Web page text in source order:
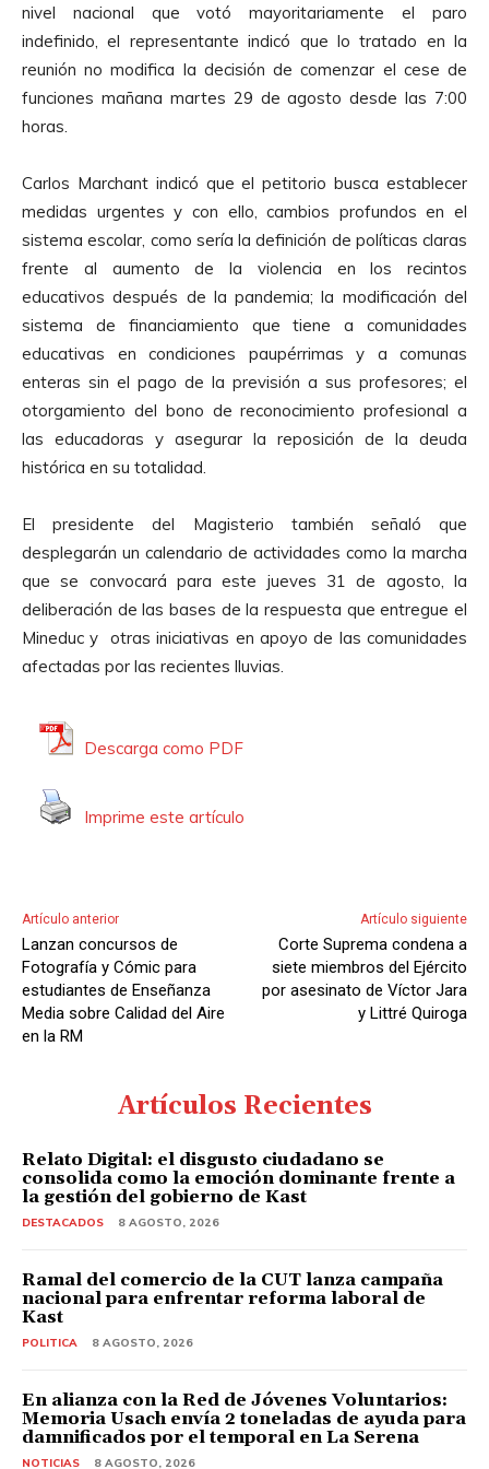
t
o
r
d
e
u
d
i
o
nivel nacional que votó mayoritariamente el paro
indefinido, el representante indicó que lo tratado en la
reunión no modifica la decisión de comenzar el cese de
funciones mañana martes 29 de agosto desde las 7:00
horas.
Carlos Marchant indicó que el petitorio busca establecer
medidas urgentes y con ello, cambios profundos en el
sistema escolar, como sería la definición de políticas claras
frente al aumento de la violencia en los recintos
educativos después de la pandemia; la modificación del
sistema de financiamiento que tiene a comunidades
educativas en condiciones paupérrimas y a comunas
enteras sin el pago de la previsión a sus profesores; el
otorgamiento del bono de reconocimiento profesional a
las educadoras y asegurar la reposición de la deuda
histórica en su totalidad.
El presidente del Magisterio también señaló que
desplegarán un calendario de actividades como la marcha
que se convocará para este jueves 31 de agosto, la
deliberación de las bases de la respuesta que entregue el
Mineduc y otras iniciativas en apoyo de las comunidades
afectadas por las recientes lluvias.
Descarga como PDF
Imprime este artículo
Artículo anterior
Lanzan concursos de
Fotografía y Cómic para
estudiantes de Enseñanza
Media sobre Calidad del Aire
en la RM
Artículo siguiente
Corte Suprema condena a
siete miembros del Ejército
por asesinato de Víctor Jara
y Littré Quiroga
Artículos Recientes
Relato Digital: el disgusto ciudadano se
consolida como la emoción dominante frente a
la gestión del gobierno de Kast
DESTACADOS 8 AGOSTO, 2026
Ramal del comercio de la CUT lanza campaña
nacional para enfrentar reforma laboral de
Kast
POLITICA 8 AGOSTO, 2026
En alianza con la Red de Jóvenes Voluntarios:
Memoria Usach envía 2 toneladas de ayuda para
damnificados por el temporal en La Serena
NOTICIAS 8 AGOSTO, 2026